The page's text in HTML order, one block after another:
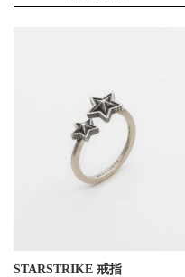
STARSTRIKE 戒指